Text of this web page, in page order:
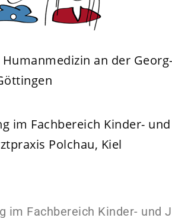
an der
im Fachbereich Kinder-
Polchau, Kiel
im Fachbereich Kinder- und